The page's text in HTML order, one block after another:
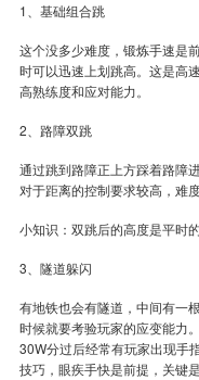
1、基础组合跳
这个没多少难度，锻炼手速是
时可以迅速上划跳高。这是高
高熟练度和应对能力。
2、路障双跳
通过跳到路障正上方踩着路障
对于距离的控制要求较高，难
小知识：双跳后的高度是平时的
3、隧道躲闪
有地铁也会有隧道，中间有一
时候就要考验玩家的应变能力
30W分过后经常有玩家出现手
技巧，眼疾手快是前提，关键